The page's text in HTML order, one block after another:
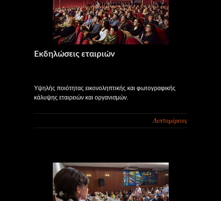
Εκδηλώσεις εταιριών
Υψηλής ποιότητας εικονοληπτικής και φωτογραφικής
κάλυψης εταιρειών και οργανισμών.
Λεπτομέρειες